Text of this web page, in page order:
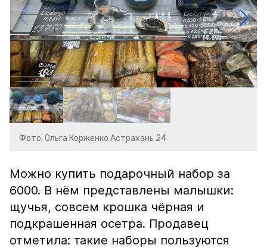
Фото: Ольга Корженко Астрахань 24
Можно купить подарочный набор за
6000. В нём представлены малышки:
щучья, совсем крошка чёрная и
подкрашенная осетра. Продавец
отметила: такие наборы пользуются